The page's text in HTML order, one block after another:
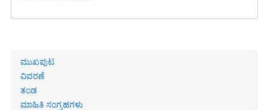
Primary
links
ಮುಖಪುಟ
ವಿವರಣೆ
ತಂಡ
ಮಾಹಿತಿ ಸಂಗ್ರಹಗಳು